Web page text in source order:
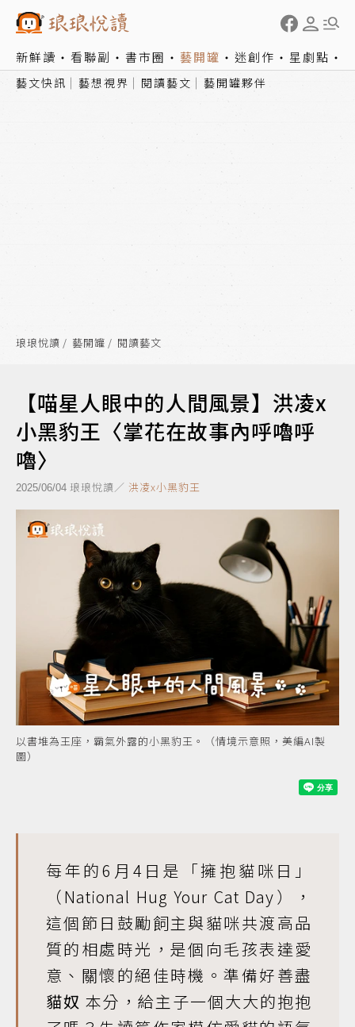
新鮮讀 看聯副 書市圈 藝開罐 迷創作 星劇點
藝文快訊 藝想視界 閱讀藝文 藝開罐夥伴
琅琅悅讀 藝開罐 閱讀藝文
【喵星人眼中的人間風景】洪凌x
小黑豹王〈掌花在故事內呼嚕呼
嚕〉
2025/06/04 琅琅悅讀／ 洪凌x小黑豹王
以書堆為王座，霸氣外露的小黑豹王。（情境示意照，美編AI製
圖）
每年的6月4日是「擁抱貓咪日」
（National Hug Your Cat Day），
這個節日鼓勵飼主與貓咪共渡高品
質的相處時光，是個向毛孩表達愛
意、關懷的絕佳時機。準備好善盡
貓奴 本分，給主子一個大大的抱抱